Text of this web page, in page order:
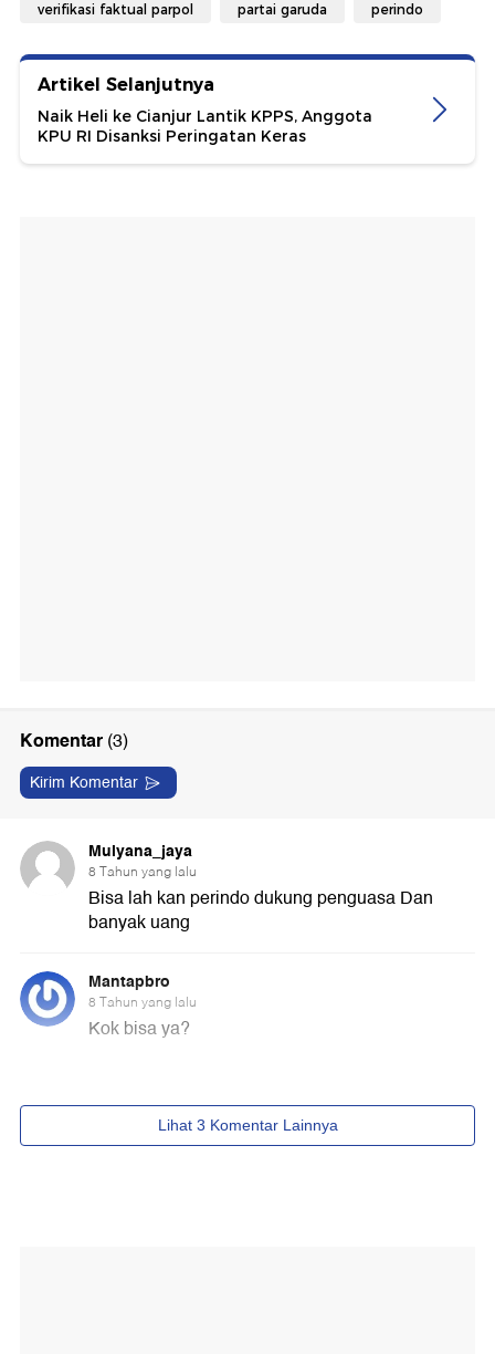
verifikasi faktual parpol partai garuda perindo
Artikel Selanjutnya
Naik Heli ke Cianjur Lantik KPPS, Anggota
KPU RI Disanksi Peringatan Keras